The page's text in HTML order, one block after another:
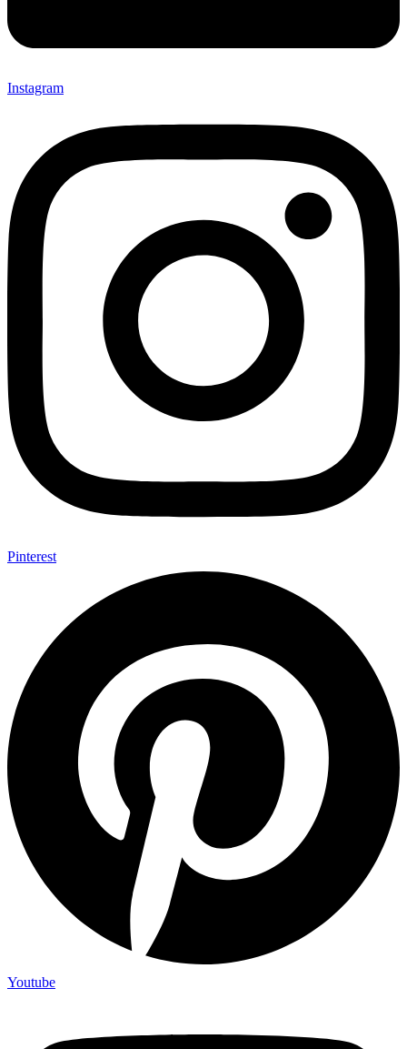
Instagram
Pinterest
Youtube